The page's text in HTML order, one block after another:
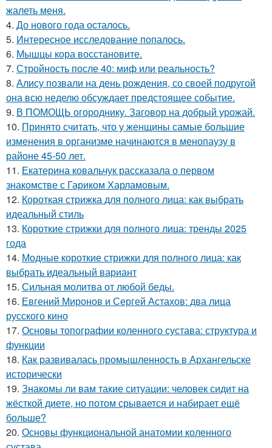
жалеть меня.
4. До нового года осталось.
5. Интересное исследование попалось.
6. Мышцы кора восстановите.
7. Стройность после 40: миф или реальность?
8. Алису позвали на день рождения, со своей подругой
она всю неделю обсуждает предстоящее событие.
9. В ПОМОЩЬ огороднику. Заговор на добрый урожай.
10. Принято считать, что у женщины самые большие
изменения в организме начинаются в менопаузу в
районе 45-50 лет.
11. Екатерина ковальчук рассказала о первом
знакомстве с Гариком Харламовым.
12. Короткая стрижка для полного лица: как выбрать
идеальный стиль
13. Короткие стрижки для полного лица: тренды 2025
года
14. Модные короткие стрижки для полного лица: как
выбрать идеальный вариант
15. Сильная молитва от любой беды.
16. Евгений Миронов и Сергей Астахов: два лица
русского кино
17. Основы топографии коленного сустава: структура и
функции
18. Как развивалась промышленность в Архангельске
исторически
19. Знакомы ли вам такие ситуации: человек сидит на
жёсткой диете, но потом срывается и набирает ещё
больше?
20. Основы функциональной анатомии коленного